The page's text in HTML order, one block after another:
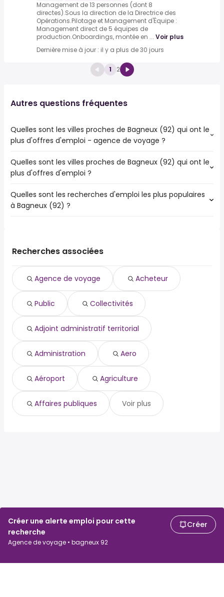
Créer une alerte emploi pour cette
recherche
Agence de voyage • bagneux 92
Créer
Management de 13 personnes (dont 8
directes).Sous la direction de la Directrice des
Opérations.Pilotage et Management d'Équipe :
Management direct de 5 équipes de
production.Onboardings, montée en ... Voir plus
Dernière mise à jour : il y a plus de 30 jours
1 2
Autres questions fréquentes
Quelles sont les villes proches de Bagneux (92) qui ont le
plus d'offres d'emploi - agence de voyage ?
Les villes proches de Bagneux (92) qui ont le plus d'offres
d'emploi - agence de voyage sont :
Boulogne-Billancourt
Vitry-sur-Seine
Villejuif
Châtillon
Quelles sont les villes proches de Bagneux (92) qui ont le
plus d'offres d'emploi ?
Les 10 villes proches de Bagneux (92) qui ont le plus
d'offres d'emploi sont :
Vitry-sur-Seine
Antony
Villejuif
Clamart
Montrouge
Quelles sont les recherches d'emploi les plus populaires
à Bagneux (92) ?
public
adjoint administratif territorial
administration
aero
aéroport
agriculture
agence de voyage
Recherches associées
Agence de voyage Acheteur
Public Collectivités
Adjoint administratif territorial
Administration Aero
Aéroport Agriculture
Affaires publiques Voir plus